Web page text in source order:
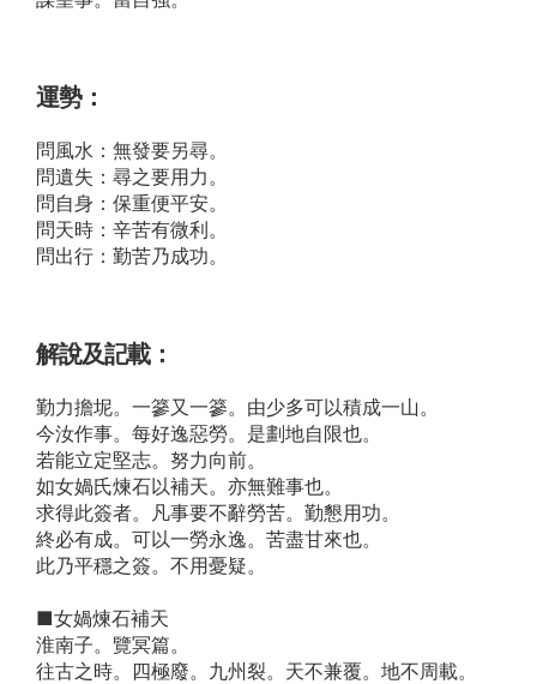
運勢：
問風水：無發要另尋。
問遺失：尋之要用力。
問自身：保重便平安。
問天時：辛苦有微利。
問出行：勤苦乃成功。
解說及記載：
勤力擔坭。一篸又一篸。由少多可以積成一山。
今汝作事。每好逸惡勞。是劃地自限也。
若能立定堅志。努力向前。
如女媧氏煉石以補天。亦無難事也。
求得此簽者。凡事要不辭勞苦。勤懇用功。
終必有成。可以一勞永逸。苦盡甘來也。
此乃平穩之簽。不用憂疑。
■女媧煉石補天
淮南子。覽冥篇。
往古之時。四極廢。九州裂。天不兼覆。地不周載。